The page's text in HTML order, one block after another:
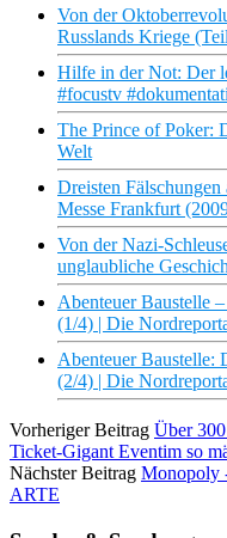
Von der
Russlands Kriege
Hilfe in der Not: Der
#focustv
The Prince of Poker:
Welt
Dreisten
Messe Frankfurt
Von der Nazi-
unglaubliche
Abenteuer Baustelle
(1/4) | Die
Abenteuer Baustelle:
(2/4) | Die
Vorheriger Beitrag Über
Ticket-Gigant Eventim so
Nächster Beitrag Monopoly
ARTE